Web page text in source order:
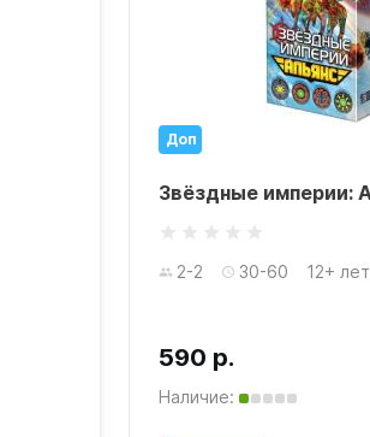
Доп
Звёздные империи:
2-2 30-60 12+ лет
590 р.
Наличие: